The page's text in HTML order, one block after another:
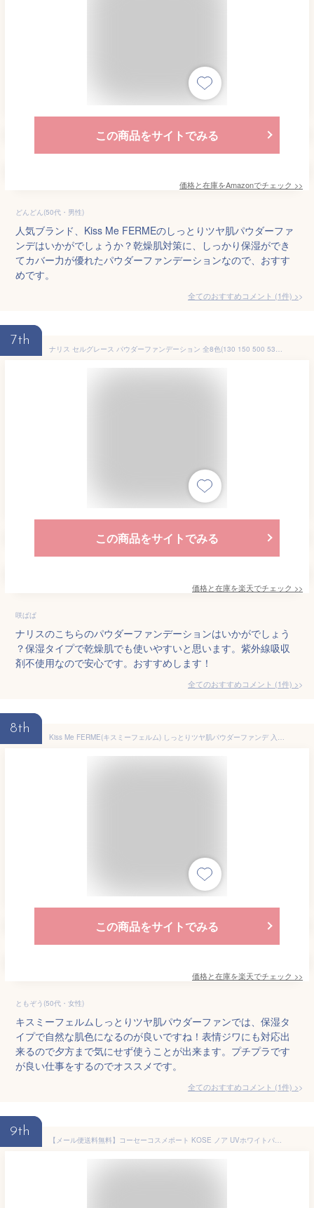
この商品をサイトでみる
価格と在庫をAmazonでチェック >>
どんどん(50代・男性)
人気ブランド、Kiss Me FERMEのしっとりツヤ肌パウダーファ
ンデはいかがでしょうか？乾燥肌対策に、しっかり保湿ができ
てカバー力が優れたパウダーファンデーションなので、おすす
めです。
全てのおすすめコメント (1件) >
7th
ナリス セルグレース パウダーファンデーション 全8色(130 150 500 530 550 570 730 750) SPF30 PA+++ ノンケミカル 紫外線吸収剤不使用 カバー力 ツヤ 肌 毛穴 黒ずみ 崩れない くずれない くすみ シミ しみ 保湿 乾燥 エイジング 年齢肌
この商品をサイトでみる
価格と在庫を楽天でチェック >>
咲ぱぱ
ナリスのこちらのパウダーファンデーションはいかがでしょう
？保湿タイプで乾燥肌でも使いやすいと思います。紫外線吸収
剤不使用なので安心です。おすすめします！
全てのおすすめコメント (1件) >
8th
Kiss Me FERME(キスミーフェルム) しっとりツヤ肌パウダーファンデ 入替用 02 自然な肌色 11g 表情ジワにも対応 保湿タイプ SPF25 PA++
この商品をサイトでみる
価格と在庫を楽天でチェック >>
ともぞう(50代・女性)
キスミーフェルムしっとりツヤ肌パウダーファンでは、保湿タ
イプで自然な肌色になるのが良いですね！表情ジワにも対応出
来るので夕方まで気にせず使うことが出来ます。プチプラです
が良い仕事をするのでオススメです。
全てのおすすめコメント (1件) >
9th
【メール便送料無料】コーセーコスメポート KOSE ノア UVホワイトパウダーファンデ EX オークル40 [SPF25 PA++] (10.5g) ＜美白 保湿 透明感＞